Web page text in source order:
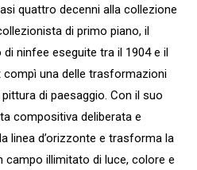
quattro decenni alla collezione
di primo piano, il
ninfee eseguite tra il 1904 e il
compì una delle trasformazioni
di paesaggio. Con il suo
compositiva deliberata e
linea d’orizzonte e trasforma la
campo illimitato di luce, colore e